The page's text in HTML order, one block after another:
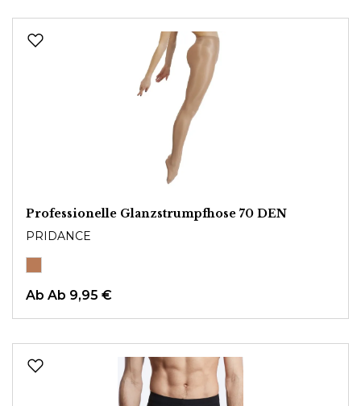
Professionelle Glanzstrumpfhose 70 DEN
PRIDANCE
Ab Ab 9,95 €